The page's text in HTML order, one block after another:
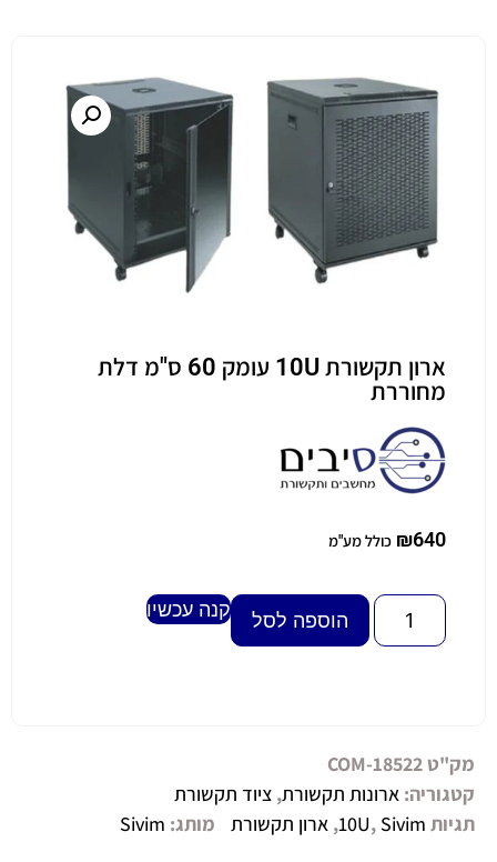
ארון תקשורת 10U עומק 60 ס"מ דלת
מחוררת
₪640 כולל מע"מ
הוספה לסל קנה עכשיו
מק"ט COM-18522
קטגוריה: ארונות תקשורת, ציוד תקשורת
תגיות
10U, Sivim
, ארון תקשורת מותג: Sivim